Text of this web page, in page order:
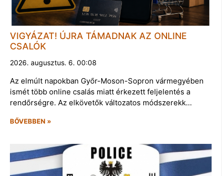
VIGYÁZAT! ÚJRA TÁMADNAK AZ ONLINE
CSALÓK
2026. augusztus. 6. 00:08
Az elmúlt napokban Győr-Moson-Sopron vármegyében
ismét több online csalás miatt érkezett feljelentés a
rendőrségre. Az elkövetők változatos módszerekk…
BŐVEBBEN »